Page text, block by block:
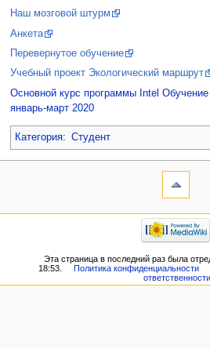
Наш мозговой штурм
Анкета
Перевернутое обучение
Учебный проект Экологический маршрут
Основной курс программы Intel
январь-март 2020
Категория: Студент
Эта страница в последний раз была
18:53.
Политика конфиденциальности
ответственности